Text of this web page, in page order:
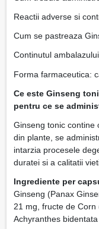
Reactii adverse si
Cum se pastreaza
Continutul
Forma farmaceutica:
Ce este Ginseng
pentru ce se
Ginseng tonic contine
din plante, se
intarzia procesele
duratei si a calitatii
Ingrediente per
Ginseng (Panax
21 mg, fructe de
Achyranthes